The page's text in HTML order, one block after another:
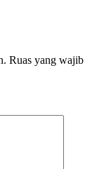
Ruas yang wajib